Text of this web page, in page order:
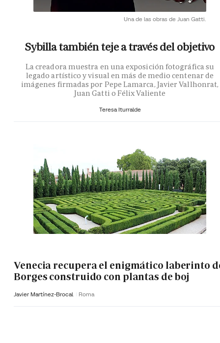
Una de las obras de Juan Gatti.
Sybilla también teje a través del objetivo
La creadora muestra en una exposición fotográfica su
legado artístico y visual en más de medio centenar de
imágenes firmadas por Pepe Lamarca, Javier Vallhonrat,
Juan Gatti o Félix Valiente
Teresa Iturralde
Venecia recupera el enigmático laberinto
Borges construido con plantas de boj
Javier Martínez-Brocal Roma